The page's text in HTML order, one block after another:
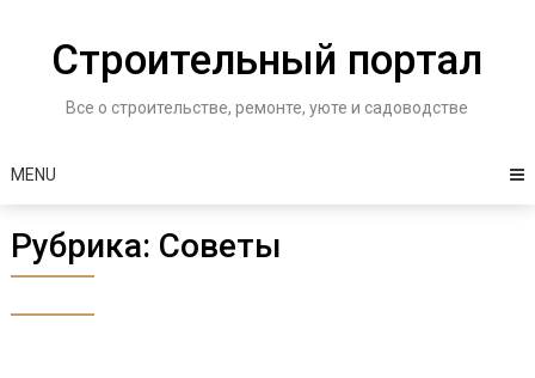
contentСтроительный портал
Все о строительстве, ремонте, уюте и садоводстве
MENU
Рубрика: Советы